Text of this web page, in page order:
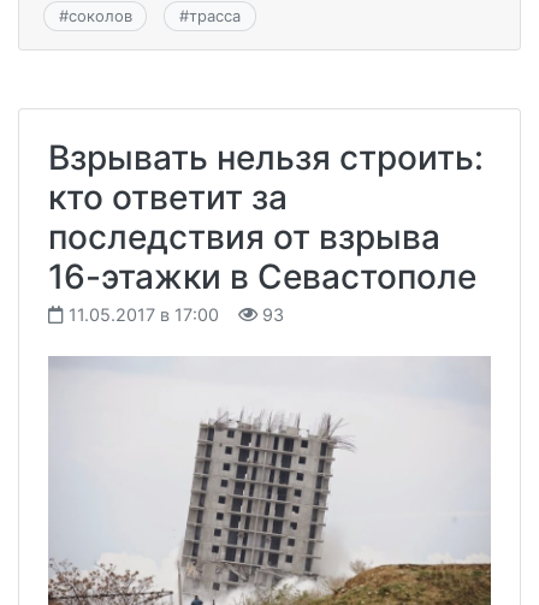
#соколов #трасса
Взрывать нельзя строить:
кто ответит за
последствия от взрыва
16-этажки в Севастополе
11.05.2017 в 17:00 93